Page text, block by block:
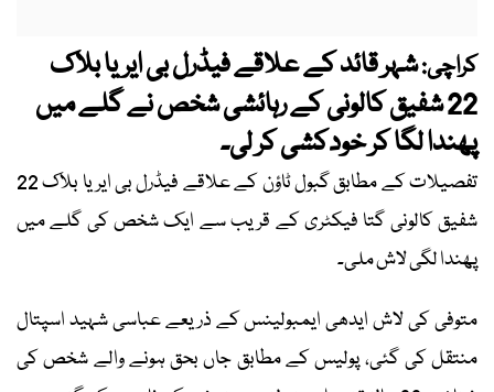
کراچی:شہر قائد کے علاقے فیڈرل بی ایریا بلاک
22 شفیق کالونی کے رہائشی شخص نے گلے میں
پھندا لگا کر خودکشی کر لی۔
تفصیلات کے مطابق گبول ٹاؤن کے علاقے فیڈرل بی ایریا بلاک 22
شفیق کالونی گتا فیکٹری کے قریب سے ایک شخص کی گلے میں
پھندا لگی لاش ملی۔
متوفی کی لاش ایدھی ایمبولینس کے ذریعے عباسی شہید اسپتال
منتقل کی گئی، پولیس کے مطابق جاں بحق ہونے والے شخص کی